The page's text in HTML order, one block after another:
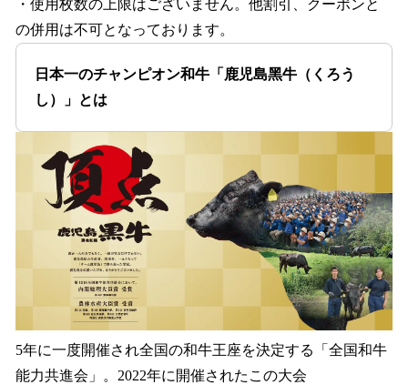
・使⽤枚数の上限はございません。他割引、クーポンと
の併⽤は不可となっております。
⽇本⼀のチャンピオン和⽜「⿅児島⿊⽜（くろう
し）」とは
5年に⼀度開催され全国の和⽜王座を決定する「全国和⽜
能⼒共進会」。2022年に開催されたこの⼤会